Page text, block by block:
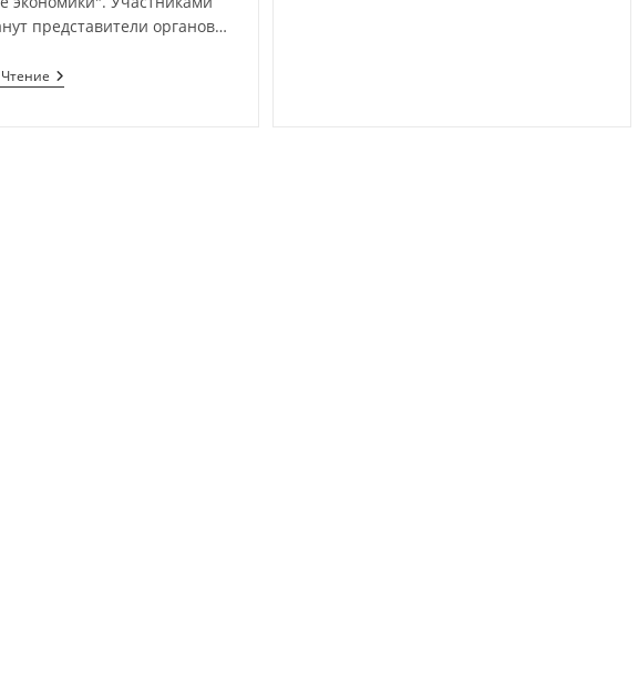
представители органов…